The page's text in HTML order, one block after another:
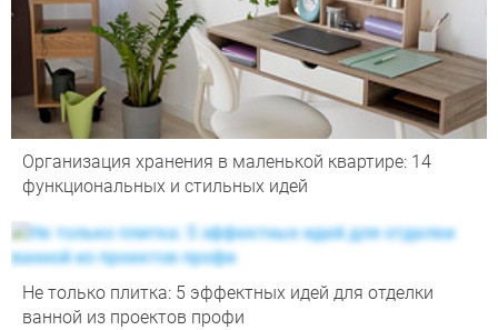
Организация хранения в маленькой квартире: 14
функциональных и стильных идей
Не только плитка: 5 эффектных идей для отделки
ванной из проектов профи